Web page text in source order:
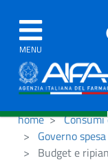
MENU
home
Governo
Budget e